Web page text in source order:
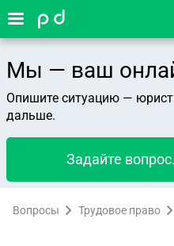
Мы — ваш
Опишите ситуацию — юрист
дальше.
Задайте
Вопросы Трудовое право